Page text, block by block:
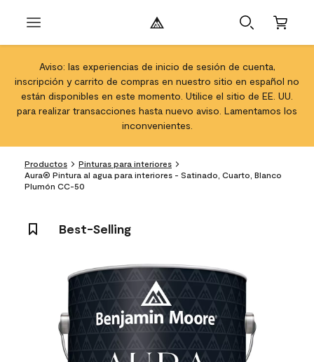
Aviso: las experiencias de inicio de sesión de cuenta,
inscripción y carrito de compras en nuestro sitio en español no
están disponibles en este momento. Utilice el sitio de EE. UU.
para realizar transacciones hasta nuevo aviso. Lamentamos los
inconvenientes.
Productos
Pinturas para interiores
Aura® Pintura al agua para interiores - Satinado, Cuarto, Blanco
Plumón CC-50
Best-Selling